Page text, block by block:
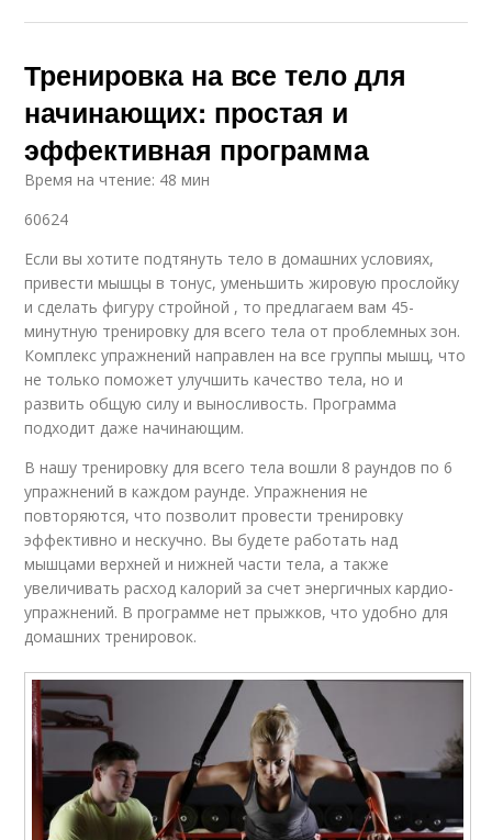
Тренировка на все тело для
начинающих: простая и
эффективная программа
Время на чтение: 48 мин
60624
Если вы хотите подтянуть тело в домашних условиях,
привести мышцы в тонус, уменьшить жировую прослойку
и сделать фигуру стройной , то предлагаем вам 45-
минутную тренировку для всего тела от проблемных зон.
Комплекс упражнений направлен на все группы мышц, что
не только поможет улучшить качество тела, но и
развить общую силу и выносливость. Программа
подходит даже начинающим.
В нашу тренировку для всего тела вошли 8 раундов по 6
упражнений в каждом раунде. Упражнения не
повторяются, что позволит провести тренировку
эффективно и нескучно. Вы будете работать над
мышцами верхней и нижней части тела, а также
увеличивать расход калорий за счет энергичных кардио-
упражнений. В программе нет прыжков, что удобно для
домашних тренировок.